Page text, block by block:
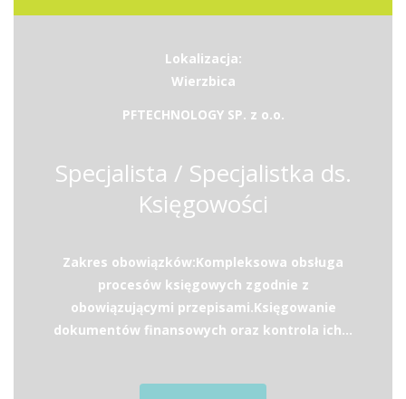
Lokalizacja:
Wierzbica
PFTECHNOLOGY SP. z o.o.
Specjalista / Specjalistka ds.
Księgowości
Zakres obowiązków:Kompleksowa obsługa
procesów księgowych zgodnie z
obowiązującymi przepisami.Księgowanie
dokumentów finansowych oraz kontrola ich...